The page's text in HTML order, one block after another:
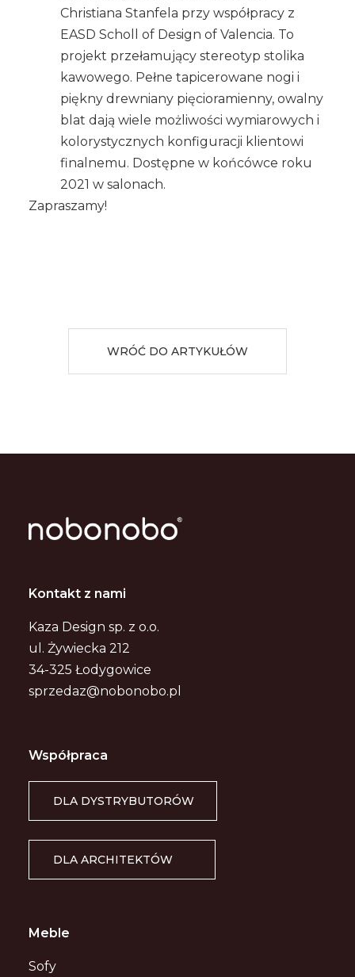
Christiana Stanfela przy współpracy z
EASD Scholl of Design of Valencia. To
projekt przełamujący stereotyp stolika
kawowego. Pełne tapicerowane nogi i
piękny drewniany pięcioramienny, owalny
blat dają wiele możliwości wymiarowych i
kolorystycznych konfiguracji klientowi
finalnemu. Dostępne w końcówce roku
2021 w salonach.
Zapraszamy!
WRÓĆ DO ARTYKUŁÓW
Kontakt z nami
Kaza Design sp. z o.o.
ul. Żywiecka 212
34-325 Łodygowice
sprzedaz@nobonobo.pl
Meble
Sofy
Współpraca
DLA DYSTRYBUTORÓW
DLA ARCHITEKTÓW